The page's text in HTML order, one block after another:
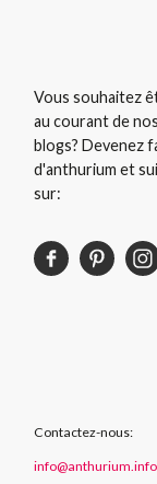
Vous souhaitez
au courant de
blogs? Devenez
d'anthurium et
sur:
Contactez-nous:
info@anthurium.info